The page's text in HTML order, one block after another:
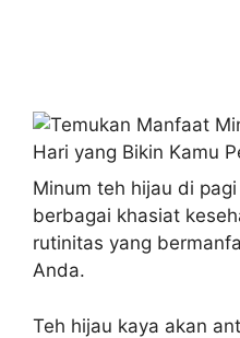
Minum teh hijau di
berbagai khasiat
rutinitas yang
Anda.
Teh hijau kaya akan